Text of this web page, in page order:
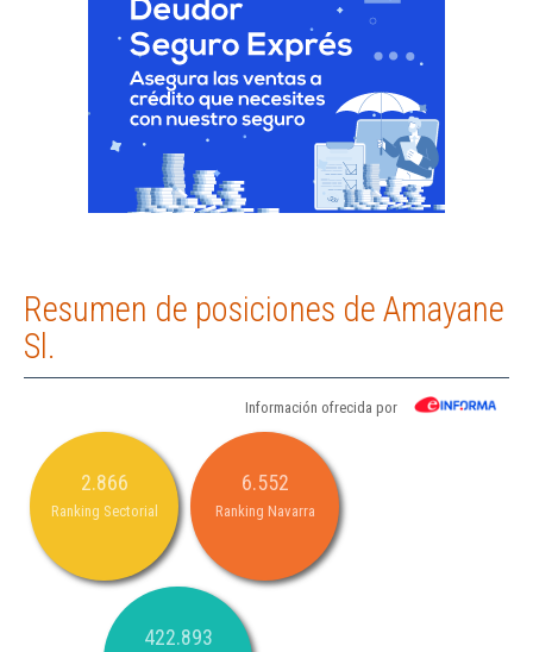
Resumen de posiciones de Amayane
Sl.
Información ofrecida por
2.866
Ranking Sectorial
6.552
Ranking Navarra
422.893